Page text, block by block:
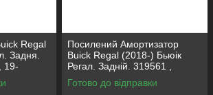
Regal
Задня.
19-
Посилений Амортизатор
Buick Regal (2018-) Бьюік
Регал. Задній. 319561 ,
3440073 , 19-280615. KOREA
Аксусс!
Готово до відправки